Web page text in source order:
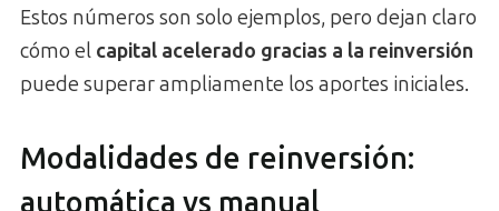
Estos números son solo ejemplos, pero dejan claro
cómo el capital acelerado gracias a la reinversión
puede superar ampliamente los aportes iniciales.
Modalidades de reinversión:
automática vs manual